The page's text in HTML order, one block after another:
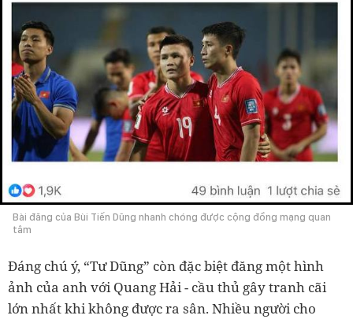
Bài đăng của Bùi Tiến Dũng nhanh chóng được cộng đồng mạng quan
tâm
Đáng chú ý, “Tư Dũng” còn đặc biệt đăng một hình
ảnh của anh với Quang Hải - cầu thủ gây tranh cãi
lớn nhất khi không được ra sân. Nhiều người cho